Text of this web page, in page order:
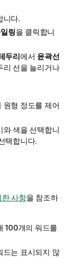
니다.
링을 클릭합니
두리에서 윤곽선
리 선을 늘리거나
원형 정도를 제어
와 색을 선택합니
택합니다.
한 사항을 참조하
100개의 워드를
드는 표시되지 않